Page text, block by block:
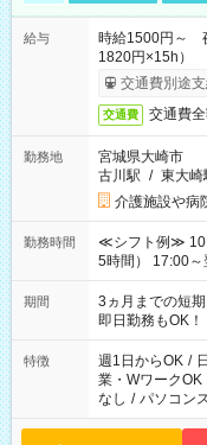
給与
時給1500円～
1820円×15h）
交通費別途支
交通費 交通費
勤務地
宮城県大崎市
古川駅 / 東大崎
介護施設や
勤務時間
≪シフト例≫
5時間） 17:00～翌
働く時間は調整
期間
3ヵ月までの短
即日勤務もOK！
特徴 週1日からOK /
業・WワークOK
なし / パソコン